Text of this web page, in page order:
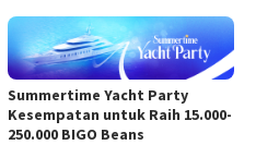
Summertime Yacht Party
Kesempatan untuk Raih 15.000-
250.000 BIGO Beans